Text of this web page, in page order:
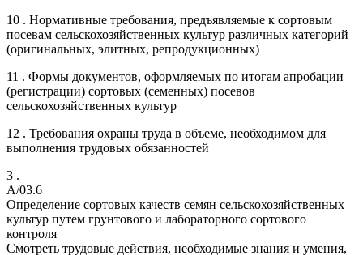
10 . Нормативные требования, предъявляемые к сортовым
посевам сельскохозяйственных культур различных категорий
(оригинальных, элитных, репродукционных)
11 . Формы документов, оформляемых по итогам апробации
(регистрации) сортовых (семенных) посевов
сельскохозяйственных культур
12 . Требования охраны труда в объеме, необходимом для
выполнения трудовых обязанностей
3 .
A/03.6
Определение сортовых качеств семян сельскохозяйственных
культур путем грунтового и лабораторного сортового
контроля
Смотреть трудовые действия, необходимые знания и умения,